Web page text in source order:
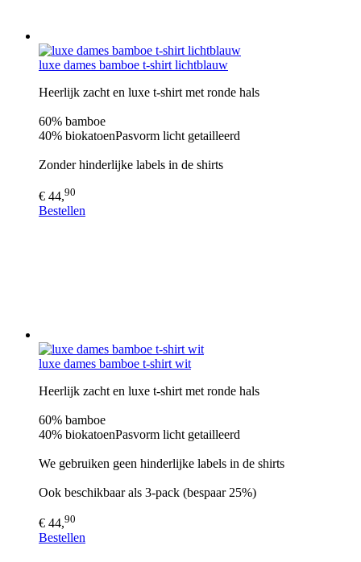
luxe dames bamboe t-shirt lichtblauw
Heerlijk zacht en luxe t-shirt met ronde hals
60% bamboe
40% biokatoenPasvorm licht getailleerd
Zonder hinderlijke labels in de shirts
€ 44,90
Bestellen
luxe dames bamboe t-shirt wit
Heerlijk zacht en luxe t-shirt met ronde hals
60% bamboe
40% biokatoenPasvorm licht getailleerd
We gebruiken geen hinderlijke labels in de shirts
Ook beschikbaar als 3-pack (bespaar 25%)
€ 44,90
Bestellen